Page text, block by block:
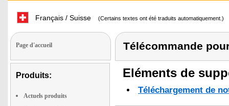
Français / Suisse (Certains textes ont été traduits automatiquement.)
Page d'accueil
Produits:
Actuels produits
Télécommande
Eléments de
Téléchargement de